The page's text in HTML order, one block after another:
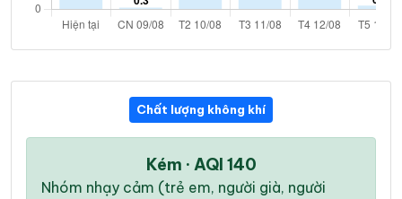
Chất lượng không khí
Kém · AQI 140
Nhóm nhạy cảm (trẻ em, người già, người